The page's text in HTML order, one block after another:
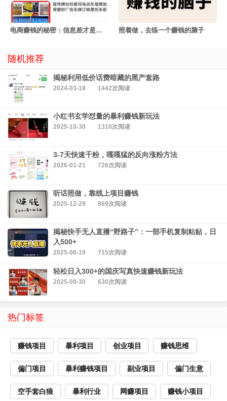
电商赚钱的秘密：信息差才是王道 照着做，去练一个赚钱的脑子
随机推荐
揭秘利用低价话费暗藏的黑产套路
2024-03-18 1442次阅读
小红书玄学怼量的暴利赚钱新玩法
2025-10-30 1310次阅读
3-7天快速千粉，嘎嘎猛的反向涨粉方法
2026-01-21 726次阅读
听话照做，靠线上项目赚钱
2025-12-29 869次阅读
揭秘快手无人直播“野路子”：一部手机复制粘贴，日
入500+
2025-08-19 715次阅读
轻松日入300+的国庆写真快速赚钱新玩法
2025-09-30 630次阅读
热门标签
赚钱项目 暴利项目 创业项目 赚钱思维
偏门项目 暴利赚钱项目 副业项目 偏门生意
空手套白狼 暴利行业 网赚项目 赚钱小项目